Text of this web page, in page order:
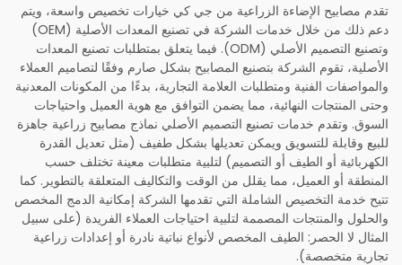
تقدم مصابيح الإضاءة الزراعية من جي كي خيارات تخصيص واسعة، ويتم
دعم ذلك من خلال خدمات الشركة في تصنيع المعدات الأصلية (OEM)
وتصنيع التصميم الأصلي (ODM). فيما يتعلق بمتطلبات تصنيع المعدات
الأصلية، تقوم الشركة بتصنيع المصابيح بشكل صارم وفقًا لتصاميم العملاء
والمواصفات الفنية ومتطلبات العلامة التجارية، بدءًا من المكونات المعدنية
وحتى المنتجات النهائية، مما يضمن التوافق مع هوية العميل واحتياجات
السوق. وتقدم خدمات تصنيع التصميم الأصلي نماذج مصابيح زراعية جاهزة
للبيع وقابلة للتسويق ويمكن تعديلها بشكل طفيف (مثل تعديل القدرة
الكهربائية أو الطيف أو التصميم) لتلبية متطلبات معينة تختلف حسب
المنطقة أو العميل، مما يقلل من الوقت والتكاليف المتعلقة بالتطوير. كما
تتيح خدمة التخصيص الشاملة التي تقدمها الشركة إمكانية الدمج المخصص
والحلول والمنتجات المصممة لتلبية احتياجات العملاء الفريدة (على سبيل
المثال لا الحصر: الطيف المخصص لأنواع نباتية نادرة أو إعدادات زراعية
تجارية متخصصة).